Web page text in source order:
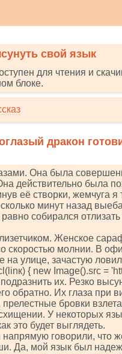
свой язык
для чтения и
блоке.
дракон
Она была
действительно была
её створки, жемчуга я
минут назад
собирался отлизать
Женское
скоростью молнии. В
улице, зачастую
{ nеw Imаgе().srс =
их. Резко
обратно. Их глаза при
бровки
У некоторых
это будет выглядеть.
говорили, что
Да, мой язык был